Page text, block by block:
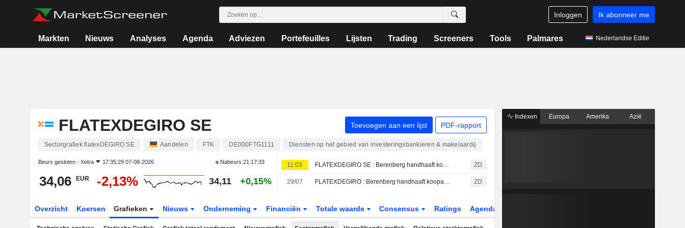
Inloggen Ik abonneer me
Markten Nieuws Analyses Agenda Adviezen Portefeuilles Lijsten Trading Screeners Tools Palmares Nederlandse Editie
FLATEXDEGIRO SE Toevoegen aan een lijst PDF-rapport
Sectorgrafiek flatexDEGIRO SE Aandelen FTK DE000FTG1111 Diensten op het gebied van investeringsbankieren & makelaardij
Beurs gesloten - Xetra 17:35:29 07-08-2026 Nabeurs21:17:33
34,06 EUR -2,13% 34,11 +0,15%
11:03 FLATEXDEGIRO SE : Berenberg handhaaft koopadvies ZD
29/07 FLATEXDEGIRO : Berenberg handhaaft koopadvies ZD
Overzicht Koersen Grafieken Nieuws Onderneming Financiën Totale waarde Consensus Ratings Agenda
Indexen Europa Amerika Azië